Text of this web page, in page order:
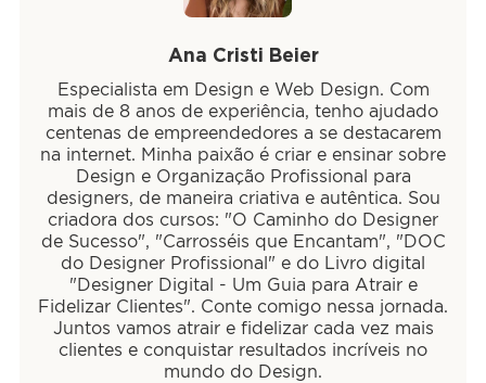
Ana Cristi Beier
Especialista em Design e Web Design. Com
mais de 8 anos de experiência, tenho ajudado
centenas de empreendedores a se destacarem
na internet. Minha paixão é criar e ensinar sobre
Design e Organização Profissional para
designers, de maneira criativa e autêntica. Sou
criadora dos cursos: "O Caminho do Designer
de Sucesso", "Carrosséis que Encantam", "DOC
do Designer Profissional" e do Livro digital
"Designer Digital - Um Guia para Atrair e
Fidelizar Clientes". Conte comigo nessa jornada.
Juntos vamos atrair e fidelizar cada vez mais
clientes e conquistar resultados incríveis no
mundo do Design.